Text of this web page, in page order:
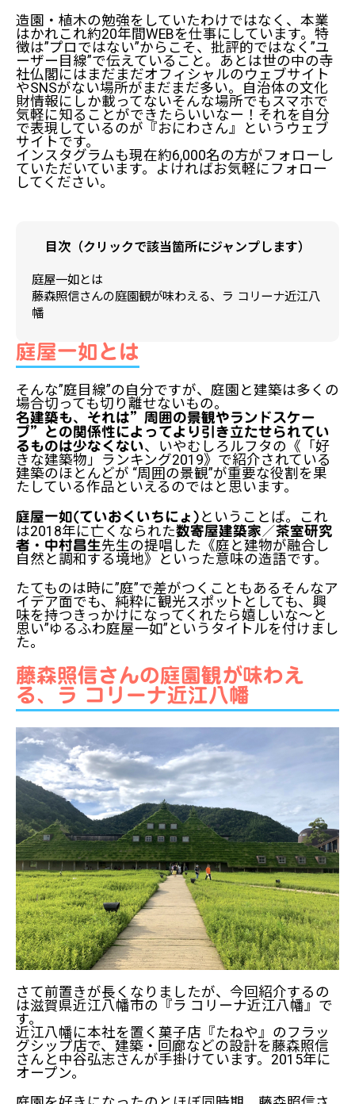
造園・植木の勉強をしていたわけではなく、本業
はかれこれ約20年間WEBを仕事にしています。特
徴は”プロではない”からこそ、批評的ではなく”ユ
ーザー目線”で伝えていること。あとは世の中の寺
社仏閣にはまだまだオフィシャルのウェブサイト
やSNSがない場所がまだまだ多い。自治体の文化
財情報にしか載ってない――そんな場所でもスマホで
気軽に知ることができたらいいなー！それを自分
で表現しているのが『おにわさん』というウェブ
サイトです。
インスタグラムも現在約6,000名の方がフォローし
ていただいています。よければお気軽にフォロー
してください。
目次（クリックで該当箇所にジャンプします）
庭屋一如とは
藤森照信さんの庭園観が味わえる、ラ コリーナ近江八
幡
庭屋一如とは
そんな”庭目線”の自分ですが、庭園と建築は多くの
場合切っても切り離せないもの。
名建築も、それは”周囲の景観やランドスケー
プ”との関係性によってより引き立たせられてい
るものは少なくない、いやむしろルフタの 《「好
きな建築物」ランキング2019》 で紹介されている
建築のほとんどが “周囲の景観”が重要な役割を果
たしている作品といえるのではと思います。
庭屋一如(ていおくいちにょ) ということば。これ
は2018年に亡くなられた数寄屋建築家／茶室研究
者・中村昌生先生の提唱した《庭と建物が融合し
自然と調和する境地》といった意味の造語です。
たてものは時に”庭”で差がつくこともある――そんなア
イデア面でも、純粋に観光スポットとしても、興
味を持つきっかけになってくれたら嬉しいな～と
思い”ゆるふわ庭屋一如”というタイトルを付けまし
た。
藤森照信さんの庭園観が味わえ
る、ラ コリーナ近江八幡
さて前置きが長くなりましたが、今回紹介するの
は滋賀県近江八幡市の『ラ コリーナ近江八幡』で
す。
近江八幡に本社を置く菓子店『たねや』のフラッ
グシップ店で、建築・回廊などの設計を藤森照信
さんと中谷弘志さんが手掛けています。2015年に
オープン。